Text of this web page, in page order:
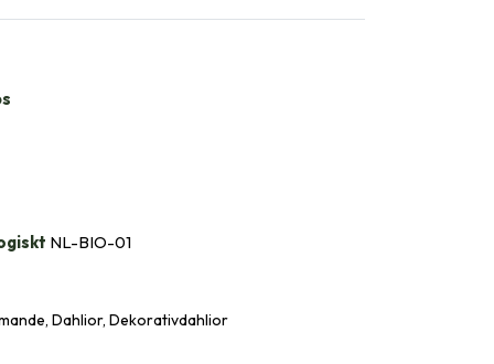
NL-BIO-01
Dahlior, Dekorativdahlior